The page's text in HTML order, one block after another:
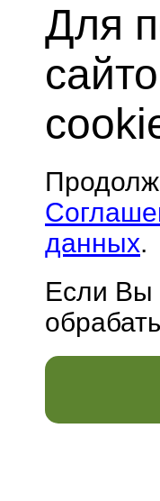
Для
данных.
Если Вы